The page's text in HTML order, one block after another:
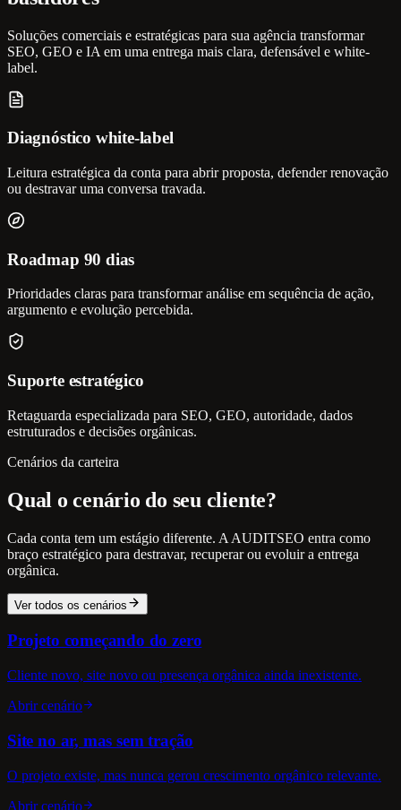
Soluções comerciais e estratégicas para sua agência transformar
SEO, GEO e IA em uma entrega mais clara, defensável e white-
label.
Diagnóstico white-label
Leitura estratégica da conta para abrir proposta, defender renovação
ou destravar uma conversa travada.
Roadmap 90 dias
Prioridades claras para transformar análise em sequência de ação,
argumento e evolução percebida.
Suporte estratégico
Retaguarda especializada para SEO, GEO, autoridade, dados
estruturados e decisões orgânicas.
Cenários da carteira
Qual o cenário do seu cliente?
Cada conta tem um estágio diferente. A AUDITSEO entra como
braço estratégico para destravar, recuperar ou evoluir a entrega
orgânica.
Ver todos os cenários
Projeto começando do zero
Cliente novo, site novo ou presença orgânica ainda inexistente.
Abrir cenário
Site no ar, mas sem tração
O projeto existe, mas nunca gerou crescimento orgânico relevante.
Abrir cenário